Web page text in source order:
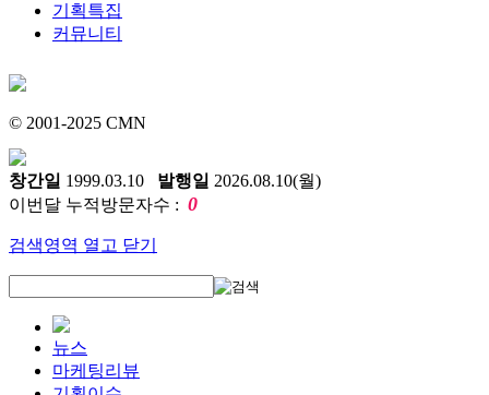
기획특집
커뮤니티
© 2001-2025 CMN
창간일 1999.03.10 발행일 2026.08.10(월)
이번달 누적방문자수 : 0
검색영역 열고 닫기
뉴스
마케팅리뷰